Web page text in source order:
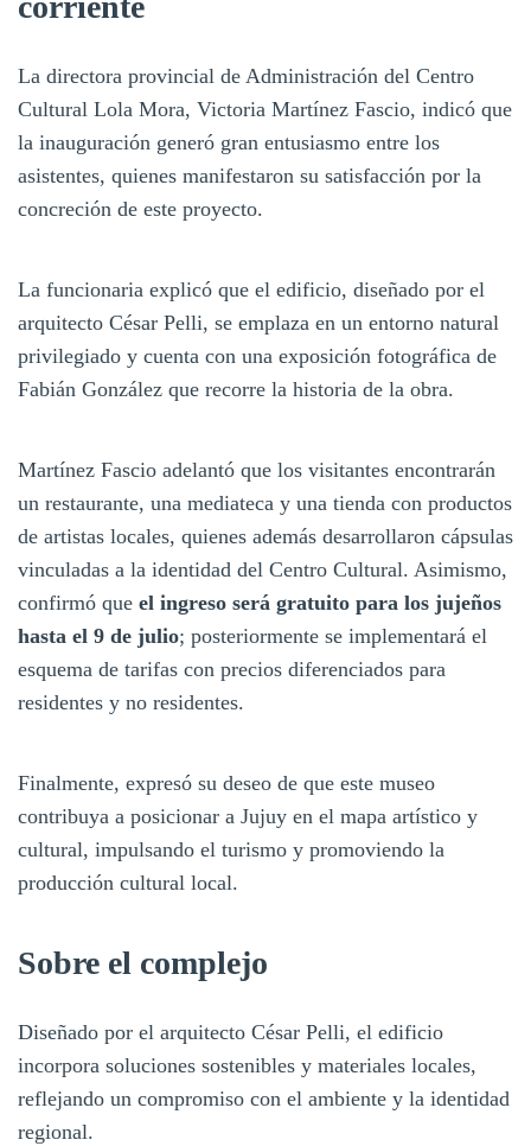
La directora provincial de Administración del Centro
Cultural Lola Mora, Victoria Martínez Fascio, indicó que
la inauguración generó gran entusiasmo entre los
asistentes, quienes manifestaron su satisfacción por la
concreción de este proyecto.
La funcionaria explicó que el edificio, diseñado por el
arquitecto César Pelli, se emplaza en un entorno natural
privilegiado y cuenta con una exposición fotográfica de
Fabián González que recorre la historia de la obra.
Martínez Fascio adelantó que los visitantes encontrarán
un restaurante, una mediateca y una tienda con productos
de artistas locales, quienes además desarrollaron cápsulas
vinculadas a la identidad del Centro Cultural. Asimismo,
confirmó que el ingreso será gratuito para los jujeños
hasta el 9 de julio; posteriormente se implementará el
esquema de tarifas con precios diferenciados para
residentes y no residentes.
Finalmente, expresó su deseo de que este museo
contribuya a posicionar a Jujuy en el mapa artístico y
cultural, impulsando el turismo y promoviendo la
producción cultural local.
Sobre el complejo
Diseñado por el arquitecto César Pelli, el edificio
incorpora soluciones sostenibles y materiales locales,
reflejando un compromiso con el ambiente y la identidad
regional.